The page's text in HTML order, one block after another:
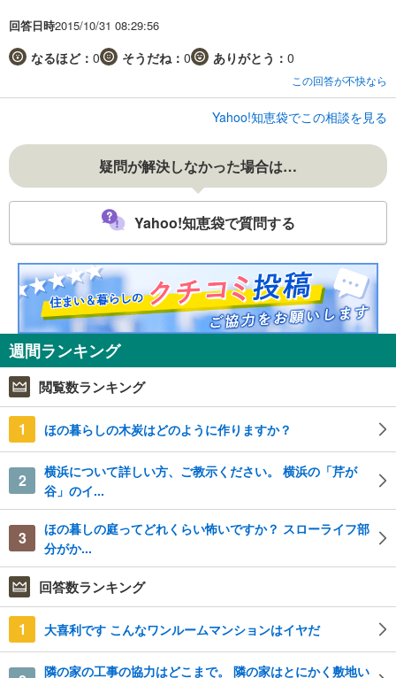
回答日時2015/10/31 08:29:56
なるほど： 0 そうだね： 0 ありがとう： 0
この回答が不快なら
Yahoo!知恵袋でこの相談を見る
疑問が解決しなかった場合は…
Yahoo!知恵袋で質問する
週間ランキング
閲覧数ランキング
1 ほの暮らしの木炭はどのように作りますか？
2
横浜について詳しい方、ご教示ください。 横浜の「芹が
谷」のイ...
3
ほの暮しの庭ってどれくらい怖いですか？ スローライフ部
分がか...
回答数ランキング
1 大喜利です こんなワンルームマンションはイヤだ
隣の家の工事の協力はどこまで。 隣の家はとにかく敷地い